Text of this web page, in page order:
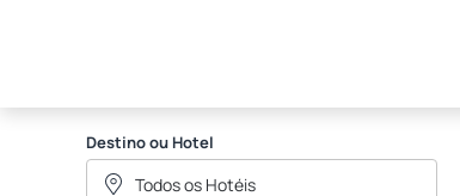
Destino ou Hotel